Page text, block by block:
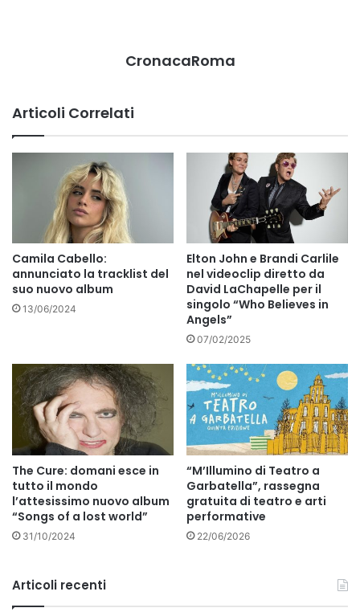
CronacaRoma
Articoli Correlati
Camila Cabello:
annunciato la tracklist del
suo nuovo album
13/06/2024
Elton John e Brandi Carlile
nel videoclip diretto da
David LaChapelle per il
singolo “Who Believes in
Angels”
07/02/2025
The Cure: domani esce in
tutto il mondo
l’attesissimo nuovo album
“Songs of a lost world”
31/10/2024
“M’Illumino di Teatro a
Garbatella”, rassegna
gratuita di teatro e arti
performative
22/06/2026
Articoli recenti